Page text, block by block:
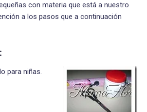
con materia que está a nuestro
a los pasos que a continuación
para niñas.